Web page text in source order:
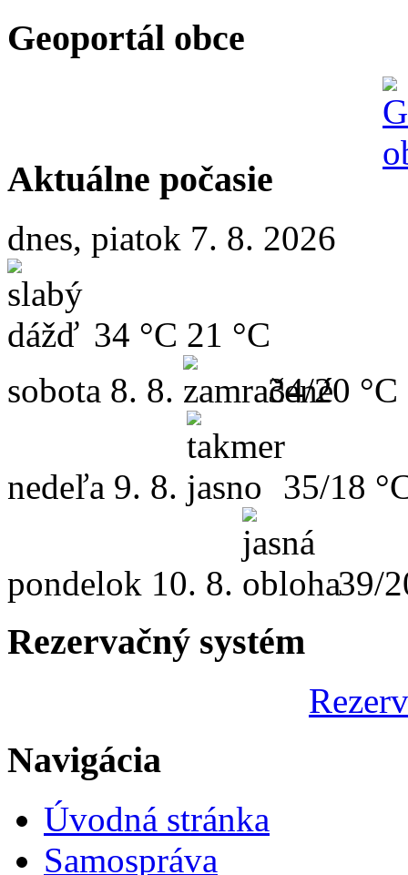
Geoportál obce
Aktuálne počasie
dnes, piatok 7. 8. 2026
34 °C 21 °C
sobota 8. 8. 34/20 °C
nedeľa 9. 8. 35/18
pondelok 10. 8. 39/
Rezervačný systém
Navigácia
Úvodná stránka
Samospráva